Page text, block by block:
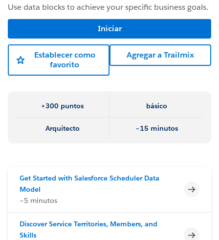
Use data blocks to achieve your specific business goals.
Iniciar
Establecer como
favorito
Agregar a Trailmix
+300 puntos básico
Arquitecto ~15 minutos
Get Started with Salesforce Scheduler Data
Model
~5 minutos
Discover Service Territories, Members, and
Skills